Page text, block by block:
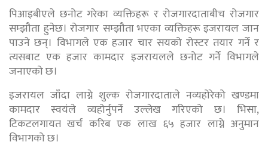
पिआइबीएले छनोट गरेका व्यक्तिहरू र रोजगारदाताबीच रोजगार
सम्झौता हुनेछ। रोजगार सम्झौता भएका व्यक्तिहरू इजरायल जान
पाउने छन्। विभागले एक हजार चार सयको रोस्टर तयार गर्ने र
त्यसबाट एक हजार कामदार इजरायलले छनोट गर्ने विभागले
जनाएको छ।
इजरायल जाँदा लाग्ने शुल्क रोजगारदाताले नव्यहोरेको खण्डमा
कामदार स्वयंले व्यहोर्नुपर्ने उल्लेख गरिएको छ। भिसा,
टिकटलगायत खर्च करिब एक लाख ६५ हजार लाग्ने अनुमान
विभागको छ।